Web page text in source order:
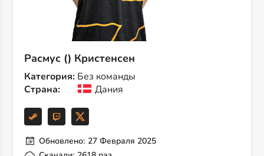
Расмус () Кристенсен
Категория: Без команды
Страна:
Дания
Обновлено: 27 Февраля 2025